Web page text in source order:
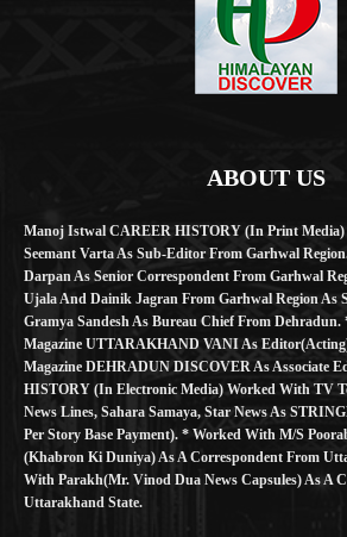
ABOUT US
Manoj Istwal CAREER HISTORY (in Print
Seemant Varta As Sub-Editor From Garhwal
Darpan As Senior Correspondent From Garhwal
Ujala And Dainik Jagran From Garhwal Region As
Gramya Sandesh As Bureau Chief From
Magazine UTTARAKHAND VANI As
Magazine DEHRADUN DISCOVER As Associate
HISTORY (in Electronic Media) Worked With TV
News Lines, Sahara Samaya, Star News As
Per Story Base Payment). * Worked With M/S
(Khabron Ki Duniya) As A Correspondent From
With Parakh(Mr. Vinod Dua News Capsules) As A
Uttarakhand State.